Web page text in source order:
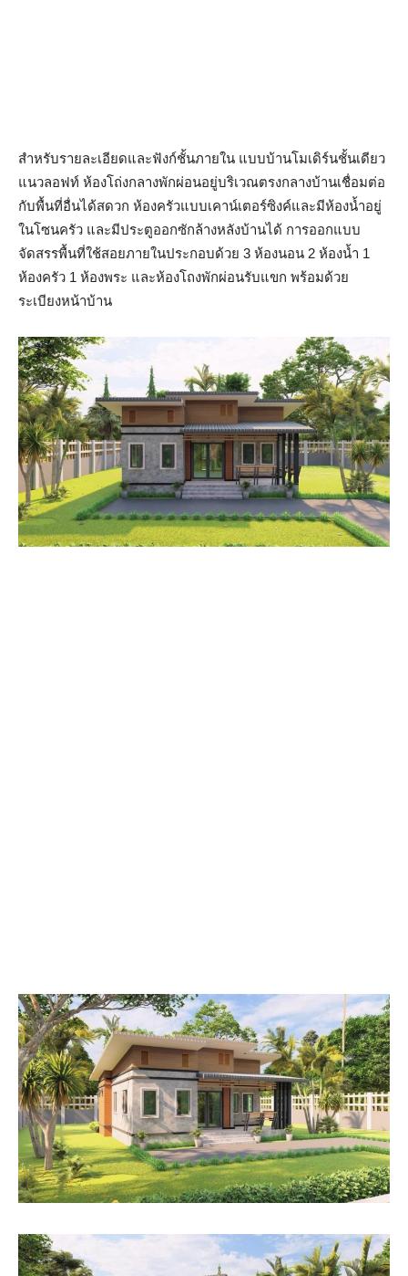
สำหรับรายละเอียดและฟังก์ชั้นภายใน แบบบ้านโมเดิร์นชั้นเดียว
แนวลอฟท์ ห้องโถ่งกลางพักผ่อนอยู่บริเวณตรงกลางบ้านเชื่อมต่อ
กับพื้นที่อื่นได้สดวก ห้องครัวแบบเคาน์เตอร์ซิงค์และมีห้องน้ำอยู่
ในโซนครัว และมีประตูออกซักล้างหลังบ้านได้ การออกแบบ
จัดสรรพื้นที่ใช้สอยภายในประกอบด้วย 3 ห้องนอน 2 ห้องน้ำ 1
ห้องครัว 1 ห้องพระ และห้องโถงพักผ่อนรับแขก พร้อมด้วย
ระเบียงหน้าบ้าน